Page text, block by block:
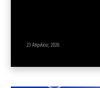
23 Απριλίου, 2026